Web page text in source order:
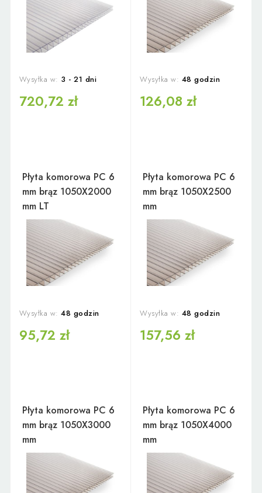
Wysyłka w: 3 - 21 dni
720,72 zł
Wysyłka w: 48 godzin
126,08 zł
Płyta komorowa PC 6
mm brąz 1050X2000
mm LT
Wysyłka w: 48 godzin
95,72 zł
Płyta komorowa PC 6
mm brąz 1050X2500
mm
Wysyłka w: 48 godzin
157,56 zł
Płyta komorowa PC 6
mm brąz 1050X3000
mm
Płyta komorowa PC 6
mm brąz 1050X4000
mm